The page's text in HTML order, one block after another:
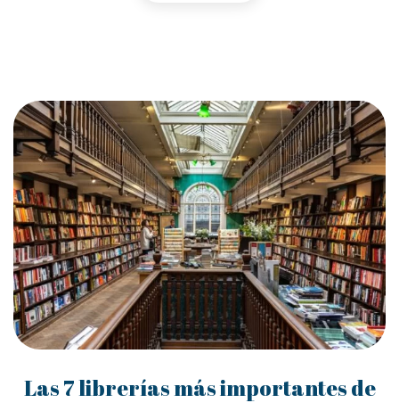
Las 7 librerías más importantes de